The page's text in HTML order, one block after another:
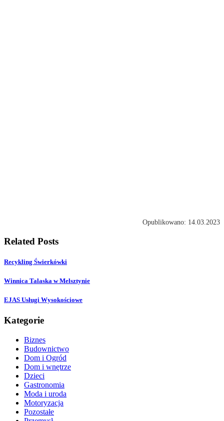
Opublikowano: 14.03.2023
Related Posts
Recykling Świerkówki
Winnica Talaska w Melsztynie
EJAS Usługi Wysokościowe
Kategorie
Biznes
Budownictwo
Dom i Ogród
Dom i wnętrze
Dzieci
Gastronomia
Moda i uroda
Motoryzacja
Pozostałe